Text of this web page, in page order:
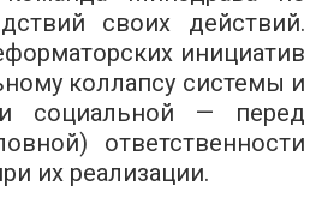
своих действий.
инициатив
коллапсу системы и
социальной — перед
ответственности
их реализации.